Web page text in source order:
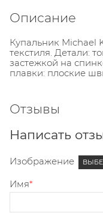
Описание
Купальник Michael
текстиля. Детали:
застежкой на
плавки: плоские
Отзывы
Написать
Изображение
Имя